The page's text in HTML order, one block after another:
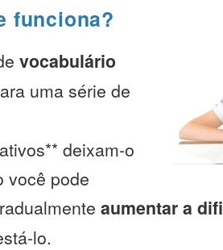
funciona?
vocabulário
uma série de
deixam-o
você pode
aumentar a
lo.